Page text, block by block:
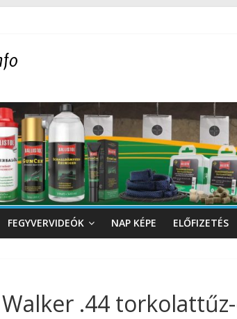
FEGYVERVIDEÓK NAP KÉPE ELŐFIZETÉS
.44